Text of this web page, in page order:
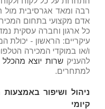
רבה ומאד אגרסיבית מול
אדם מקצועי בתחום
עיקריים: הראשון - יכולת
ו/או במוקדי המכירה
להעניק שרות יוצא מהכלל
למתחרים.
ניהול ושיפור
קיומי